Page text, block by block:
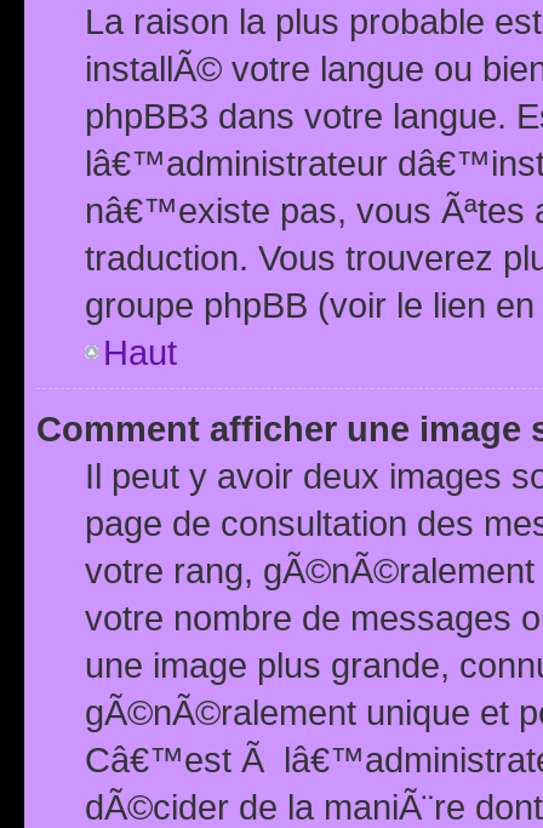
La raison la plus probable
installÃ© votre langue ou
phpBB3 dans votre langue.
lâ€™administrateur
nâ€™existe pas, vous Ãªtes
traduction. Vous trouverez
groupe phpBB (voir le lien
Haut
Comment afficher une image
Il peut y avoir deux images
page de consultation des
votre rang,
votre nombre de messages
une image plus grande,
gÃ©nÃ©ralement unique et
Câ€™est Ã
dÃ©cider de la maniÃ¨re